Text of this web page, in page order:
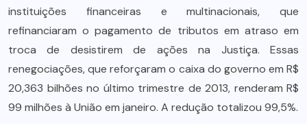
instituições financeiras e multinacionais, que
refinanciaram o pagamento de tributos em atraso em
troca de desistirem de ações na Justiça. Essas
renegociações, que reforçaram o caixa do governo em R$
20,363 bilhões no último trimestre de 2013, renderam R$
99 milhões à União em janeiro. A redução totalizou 99,5%.